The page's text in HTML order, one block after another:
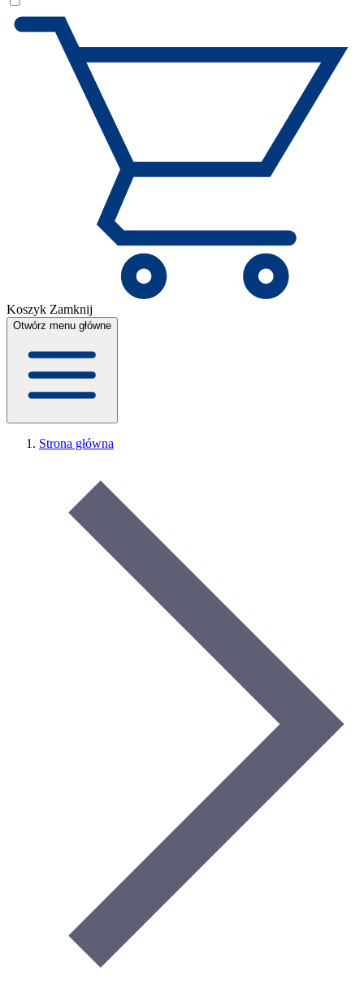
Koszyk Zamknij
Otwórz menu główne
Strona główna